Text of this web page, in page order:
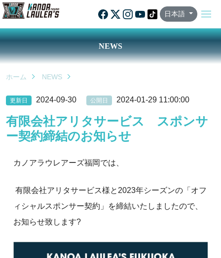
日本語
NEWS
ホーム NEWS
更新日 2024-09-30 公開日 2024-01-29 11:00:00
有限会社アリタサービス スポンサ
ー契約締結のお知らせ
カノアラウレアーズ福岡では、
有限会社アリタサービス様と2023年シーズンの「オフ
ィシャルスポンサー契約」を締結いたしましたので、
お知らせ致します?